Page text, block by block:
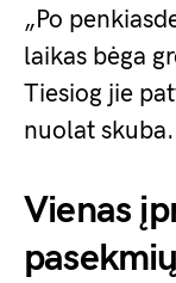
„Po
laikas bėga
Tiesiog jie
nuolat
Vienas
pasekmių